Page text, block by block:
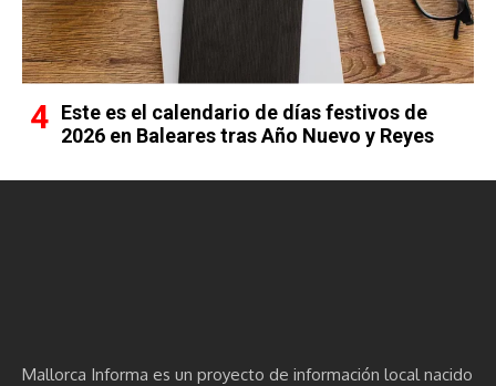
Este es el calendario de días festivos de
2026 en Baleares tras Año Nuevo y Reyes
Mallorca Informa es un proyecto de información local nacido